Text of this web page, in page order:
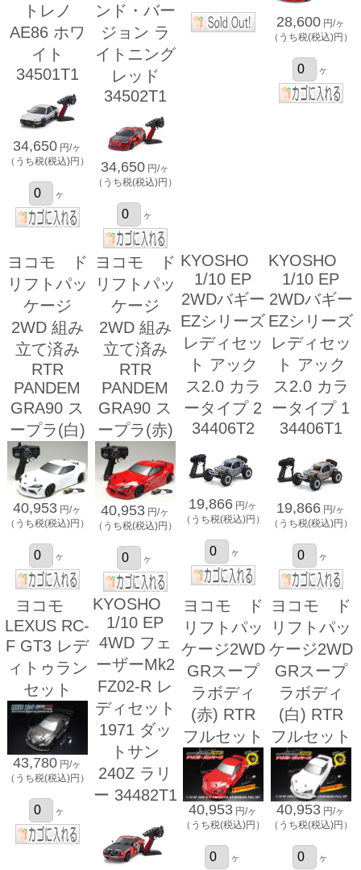
トレノ
AE86 ホワ
イト
34501T1
34,650 円/ヶ
（うち税(税込)円）
ヶ
ンド・バー
ジョン ラ
イトニング
レッド
34502T1
34,650 円/ヶ
（うち税(税込)円）
ヶ
28,600 円/ヶ
（うち税(税込)円）
ヶ
ヨコモ ド
リフトパッ
ケージ
2WD 組み
立て済み
RTR
PANDEM
GRA90 ス
ープラ(白)
40,953 円/ヶ
（うち税(税込)円）
ヶ
ヨコモ ド
リフトパッ
ケージ
2WD 組み
立て済み
RTR
PANDEM
GRA90 ス
ープラ(赤)
40,953 円/ヶ
（うち税(税込)円）
ヶ
KYOSHO
1/10 EP
2WDバギー
EZシリーズ
レディセッ
ト アック
ス2.0 カラ
ータイプ 2
34406T2
19,866 円/ヶ
（うち税(税込)円）
ヶ
KYOSHO
1/10 EP
2WDバギー
EZシリーズ
レディセッ
ト アック
ス2.0 カラ
ータイプ 1
34406T1
19,866 円/ヶ
（うち税(税込)円）
ヶ
ヨコモ
LEXUS RC-
F GT3 レデ
ィトゥラン
セット
43,780 円/ヶ
（うち税(税込)円）
ヶ
KYOSHO
1/10 EP
4WD フェ
ーザーMk2
FZ02-R レ
ディセット
1971 ダッ
トサン
240Z ラリ
ー 34482T1
ヨコモ ド
リフトパッ
ケージ2WD
GRスープ
ラボディ
(赤) RTR
フルセット
40,953 円/ヶ
（うち税(税込)円）
ヶ
ヨコモ ド
リフトパッ
ケージ2WD
GRスープ
ラボディ
(白) RTR
フルセット
40,953 円/ヶ
（うち税(税込)円）
ヶ